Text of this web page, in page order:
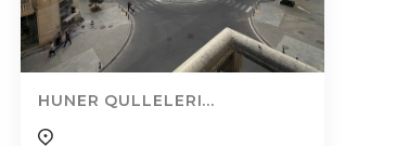
HUNER QULLELERI...